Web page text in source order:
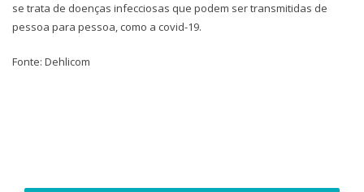
se trata de doenças infecciosas que podem ser transmitidas de
pessoa para pessoa, como a covid-19.
Fonte: Dehlicom